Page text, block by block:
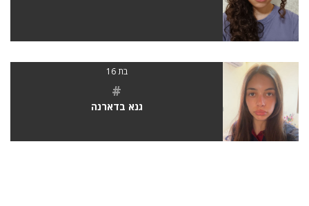
בת 16
#
גנא בדארנה